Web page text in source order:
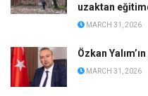
uzaktan
MARCH 31, 2026
Özkan
MARCH 31, 2026